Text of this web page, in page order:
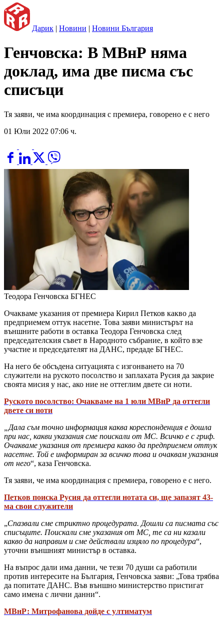
Дарик | Новини | Новини България
Генчовска: В МВнР няма
доклад, има две писма със
списъци
Тя заяви, че има координация с премиера, говорено е с него
01 Юли 2022 07:06 ч.
Теодора Генчовска БГНЕС
Очакваме указания от премиера Кирил Петков какво да
предприемем оттук насетне. Това заяви министърът на
външните работи в оставка Теодора Генчовска след
председателския съвет в Народното събрание, в който взе
участие и председателят на ДАНС, предаде БГНЕС.
На него бе обсъдена ситуацията с изгонването на 70
служители на руското посолство и заплахата Русия да закрие
своята мисия у нас, ако ние не оттеглим двете си ноти.
Руското посолство: Очакваме на 1 юли МВнР да оттегли
двете си ноти
„Дала съм точно информация каква кореспонденция е дошла
при нас, какви указания сме поискали от МС. Всичко е с гриф.
Очакваме указания от премиера какво да предприемем оттук
насетне. Той е информиран за всичко това и очаквам указания
от него“, каза Генчовска.
Тя заяви, че има координация с премиера, говорено е с него.
Петков поиска Русия да оттегли нотата си, ще запазят 43-
ма свои служители
„Спазвали сме стриктно процедурата. Дошли са писмата със
списъците. Поискали сме указания от МС, те са ни казали
какво да направим и сме действали изцяло по процедура“,
уточни външният министър в оставка.
На въпрос дали има данни, че тези 70 души са работили
против интересите на България, Генчовска заяви: „Това трябва
да попитате ДАНС. Във външно министерство пристигат
само имена с лични данни“.
МВнР: Митрофанова дойде с ултиматум